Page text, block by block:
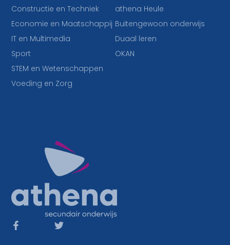
athena Heule
Buitengewoon onderwijs
Duaal leren
OKAN
Constructie en Techniek
Economie en Maatschappij
IT en Multimedia
Sport
STEM en Wetenschappen
Voeding en Zorg